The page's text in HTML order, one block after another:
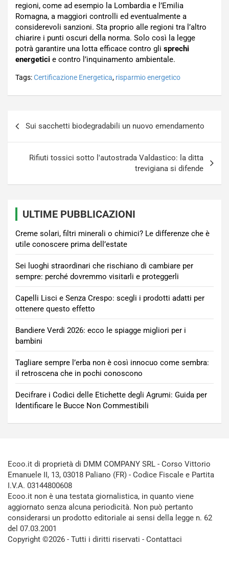
regioni, come ad esempio la Lombardia e l’Emilia
Romagna, a maggiori controlli ed eventualmente a
considerevoli sanzioni. Sta proprio alle regioni tra l’altro
chiarire i punti oscuri della norma. Solo così la legge
potrà garantire una lotta efficace contro gli sprechi
energetici e contro l’inquinamento ambientale.
Tags:Certificazione Energetica, risparmio energetico
Sui sacchetti biodegradabili un nuovo emendamento
Rifiuti tossici sotto l'autostrada Valdastico: la ditta
trevigiana si difende
ULTIME PUBBLICAZIONI
Creme solari, filtri minerali o chimici? Le differenze che è
utile conoscere prima dell’estate
Sei luoghi straordinari che rischiano di cambiare per
sempre: perché dovremmo visitarli e proteggerli
Capelli Lisci e Senza Crespo: scegli i prodotti adatti per
ottenere questo effetto
Bandiere Verdi 2026: ecco le spiagge migliori per i
bambini
Tagliare sempre l’erba non è così innocuo come sembra:
il retroscena che in pochi conoscono
Decifrare i Codici delle Etichette degli Agrumi: Guida per
Identificare le Bucce Non Commestibili
Ecoo.it di proprietà di DMM COMPANY SRL - Corso Vittorio
Emanuele II, 13, 03018 Paliano (FR) - Codice Fiscale e Partita
I.V.A. 03144800608
Ecoo.it non è una testata giornalistica, in quanto viene
aggiornato senza alcuna periodicità. Non può pertanto
considerarsi un prodotto editoriale ai sensi della legge n. 62
del 07.03.2001
Copyright ©2026 - Tutti i diritti riservati - Contattaci